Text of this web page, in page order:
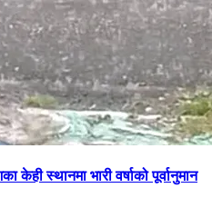
स्थानमा भारी वर्षाको पूर्वानुमान